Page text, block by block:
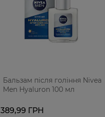
Бальзам після гоління Nivea
Men Hyaluron 100 мл
389,99 ГРН